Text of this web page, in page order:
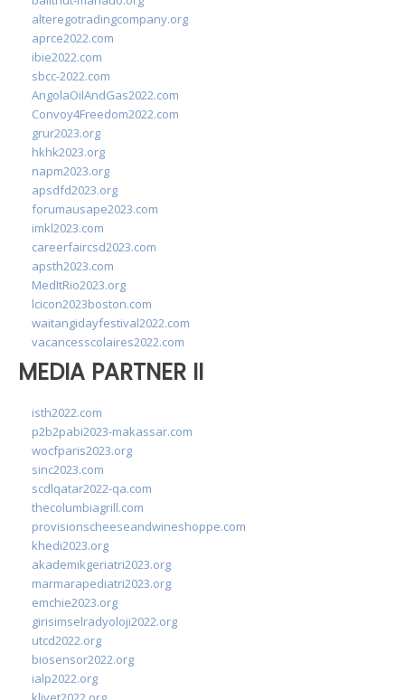
alteregotradingcompany.org
aprce2022.com
ibie2022.com
sbcc-2022.com
AngolaOilAndGas2022.com
Convoy4Freedom2022.com
grur2023.org
hkhk2023.org
napm2023.org
apsdfd2023.org
forumausape2023.com
imkl2023.com
careerfaircsd2023.com
apsth2023.com
MedItRio2023.org
lcicon2023boston.com
waitangidayfestival2022.com
vacancesscolaires2022.com
MEDIA PARTNER II
isth2022.com
p2b2pabi2023-makassar.com
wocfparis2023.org
sinc2023.com
scdlqatar2022-qa.com
thecolumbiagrill.com
provisionscheeseandwineshoppe.com
khedi2023.org
akademikgeriatri2023.org
marmarapediatri2023.org
emchie2023.org
girisimselradyoloji2022.org
utcd2022.org
biosensor2022.org
ialp2022.org